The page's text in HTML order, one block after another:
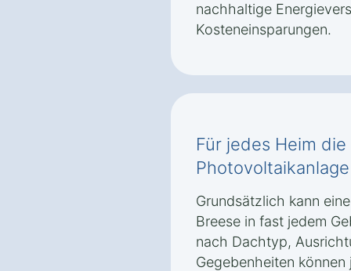
nachhaltige
Kosteneinsparungen.
Für jedes Heim
Grundsätzlich kann
Breese in fast jedem
nach Dachtyp,
Gegebenheiten